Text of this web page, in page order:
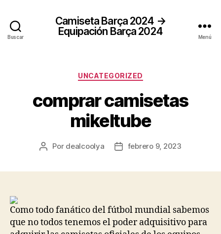
Buscar
Camiseta Barça 2024 →
Equipación Barça 2024
Menú
Categorías
UNCATEGORIZED
comprar camisetas
mikeltube
Autor
Por dealcoolya
Fechafebrero 9, 2023
Como todo fanático del fútbol mundial sabemos
que no todos tenemos el poder adquisitivo para